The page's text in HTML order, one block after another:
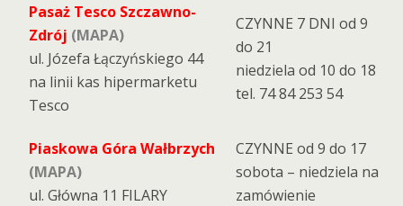
Pasaż Tesco Szczawno-
Zdrój (MAPA)
ul. Józefa Łączyńskiego 44
na linii kas hipermarketu
Tesco
CZYNNE 7 DNI od 9
do 21
niedziela od 10 do 18
tel. 74 84 253 54
Piaskowa Góra Wałbrzych
(MAPA)
ul. Główna 11 FILARY
CZYNNE od 9 do 17
sobota – niedziela na
zamówienie